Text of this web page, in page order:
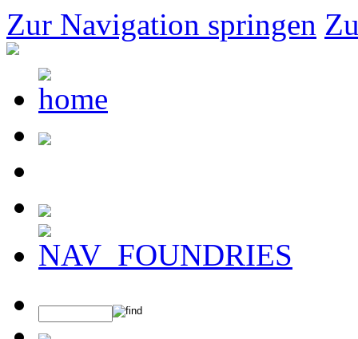
Zur Navigation springen